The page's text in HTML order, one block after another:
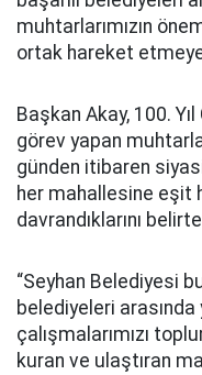
muhtarlarımızın
ortak hareket
Başkan Akay, 100.
görev yapan
günden itibaren siyasi
her mahallesine
davrandıklarını
“Seyhan Belediyesi
belediyeleri
çalışmalarımızı
kuran ve ulaştıran